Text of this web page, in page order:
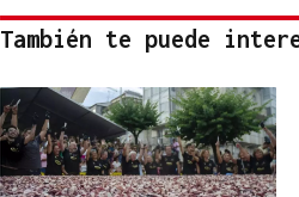
También te puede